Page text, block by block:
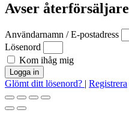
Avser återförsäljare
Användarnamn / E-postadress
Lösenord
Kom ihåg mig
Logga in
Glömt ditt lösenord? | Registrera